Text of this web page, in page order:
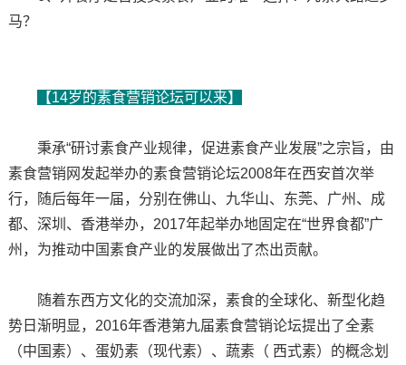
马？
【14岁的素食营销论坛可以来】
秉承“研讨素食产业规律，促进素食产业发展”之宗旨，由
素食营销网发起举办的素食营销论坛2008年在西安首次举
行，随后每年一届，分别在佛山、九华山、东莞、广州、成
都、深圳、香港举办，2017年起举办地固定在“世界食都”广
州，为推动中国素食产业的发展做出了杰出贡献。
随着东西方文化的交流加深，素食的全球化、新型化趋
势日渐明显，2016年香港第九届素食营销论坛提出了全素
（中国素）、蛋奶素（现代素）、蔬素（ 西式素）的概念划